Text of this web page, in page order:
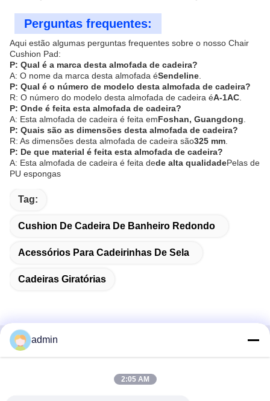
Perguntas frequentes:
Aqui estão algumas perguntas frequentes sobre o nosso Chair
Cushion Pad:
P: Qual é a marca desta almofada de cadeira?
A: O nome da marca desta almofada éSendeline
P: Qual é o número de modelo desta almofada de cadeira?
R: O número do modelo desta almofada de cadeira éA-1AC
P: Onde é feita esta almofada de cadeira?
A: Esta almofada de cadeira é feita emFoshan, Guangdong
P: Quais são as dimensões desta almofada de cadeira?
R: As dimensões desta almofada de cadeira são325 mm
P: De que material é feita esta almofada de cadeira?
A: Esta almofada de cadeira é feita dede alta qualidadePelas de
PU espongas
Tag:
Cushion De Cadeira De Banheiro Redondo
Acessórios Para Cadeirinhas De Sela
Cadeiras Giratórias
Contato Rápido
admin
2:05 AM